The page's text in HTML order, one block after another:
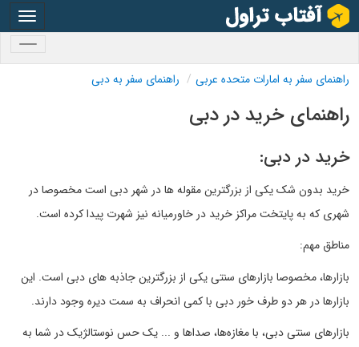
راهنمای سفر به امارات متحده عربی راهنمای سفر به دبی
راهنمای خرید در دبی
خرید در دبی:
خرید بدون شک یکی از بزرگترین مقوله ها در شهر دبی است مخصوصا در
شهری که به پایتخت مراکز خرید در خاورمیانه نیز شهرت پیدا کرده است.
مناطق مهم:
بازارها، مخصوصا بازارهای سنتی یکی از بزرگترین جاذبه های دبی است. این
بازارها در هر دو طرف خور دبی با کمی انحراف به سمت دیره وجود دارند.
بازارهای سنتی دبی، با مغازه‌ها، صداها و ... یک حس نوستالژیک در شما به